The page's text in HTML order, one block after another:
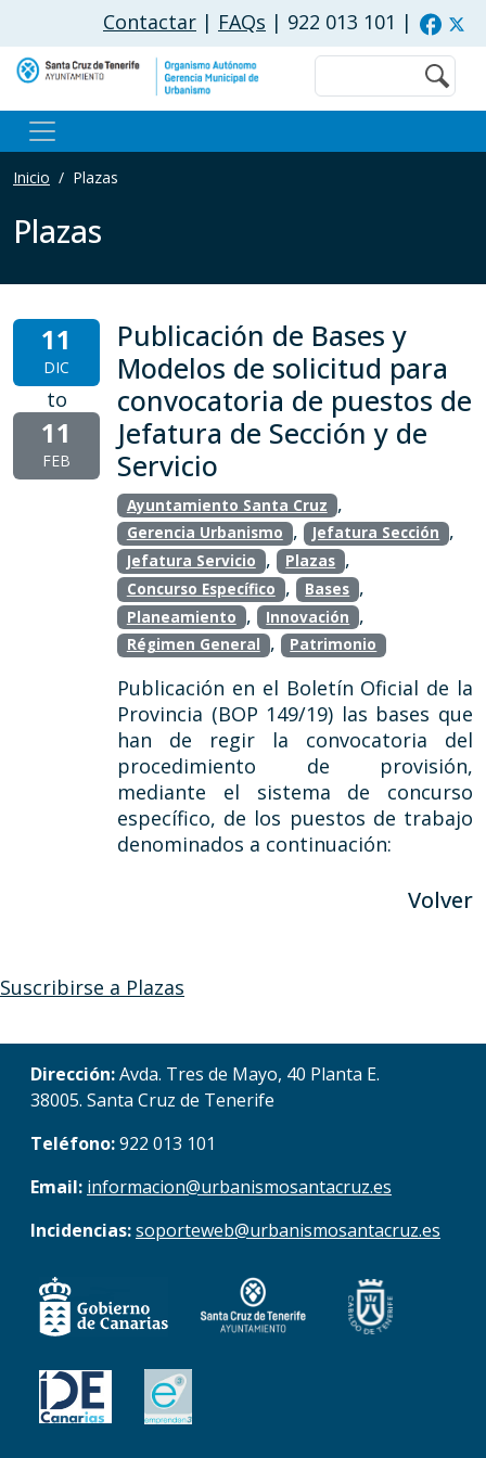
Pasar al contenido principal
Contactar | FAQs | 922 013 101 |
Buscar
Inicio Plazas
Plazas
11
DIC
to
11
FEB
Publicación de Bases y
Modelos de solicitud para
convocatoria de puestos de
Jefatura de Sección y de
Servicio
Ayuntamiento Santa Cruz ,
Gerencia Urbanismo , Jefatura Sección ,
Jefatura Servicio , Plazas ,
Concurso Específico , Bases ,
Planeamiento , Innovación ,
Régimen General , Patrimonio
Publicación en el Boletín Oficial de la
Provincia (BOP 149/19) las bases que
han de regir la convocatoria del
procedimiento de provisión,
mediante el sistema de concurso
específico, de los puestos de trabajo
denominados a continuación:
Volver
Suscribirse a Plazas
Dirección:Avda. Tres de Mayo, 40 Planta E.
38005. Santa Cruz de Tenerife
Teléfono:922 013 101
Email: informacion@urbanismosantacruz.es
Incidencias:soporteweb@urbanismosantacruz.es